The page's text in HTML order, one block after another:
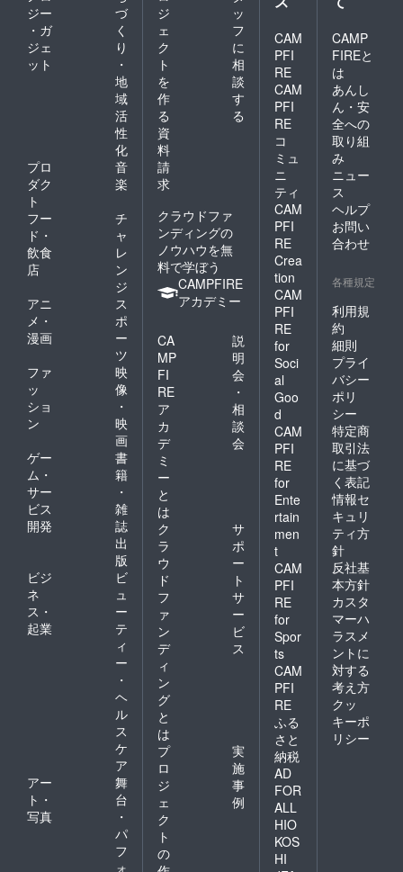
ジー
・ガ
ジェ
ット
づ
く
り
・
地
域
活
性
化
プロ
ダク
ト
音
楽
フー
ド・
飲食
店
チ
ャ
レ
ン
ジ
アニ
メ・
漫画
ス
ポ
ー
ツ
ファ
ッ
ショ
ン
映
像
・
映
画
ゲー
ム・
サー
ビス
開発
書
籍
・
雑
誌
出
版
ビジ
ネ
ス・
起業
ビ
ュ
ー
テ
ィ
ー
・
ヘ
ル
ス
ケ
ア
アー
ト・
写真
舞
台
・
パ
フ
ォ
ジ
ェ
ク
ト
を
作
る
ッ
フ
に
相
談
す
る
資
料
請
求
クラウドファ
ンディングの
ノウハウを無
料で学ぼう
CAMPFIRE
アカデミー
CA
MP
FI
RE
ア
カ
デ
ミ
ー
と
は
説
明
会
・
相
談
会
ク
ラ
ウ
ド
フ
ァ
ン
デ
ィ
ン
グ
と
は
サ
ポ
ー
ト
サ
ー
ビ
ス
プ
ロ
ジ
ェ
ク
ト
の
実
施
事
例
CAM
PFI
RE
CAM
PFI
RE
コ
ミュ
ニ
ティ
CAM
PFI
RE
Crea
tion
CAM
PFI
RE
for
Soci
al
Goo
d
CAM
PFI
RE
for
Ente
rtain
men
t
CAM
PFI
RE
for
Spor
ts
CAM
PFI
RE
ふる
さと
納税
AD
FOR
ALL
HIO
KOS
HI
CAMP
FIREと
は
あんし
ん・安
全への
取り組
み
ニュー
ス
ヘルプ
お問い
合わせ
各種規定
利用規
約
細則
プライ
バシー
ポリ
シー
特定商
取引法
に基づ
く表記
情報セ
キュリ
ティ方
針
反社基
本方針
カスタ
マーハ
ラスメ
ントに
対する
考え方
クッ
キーポ
リシー